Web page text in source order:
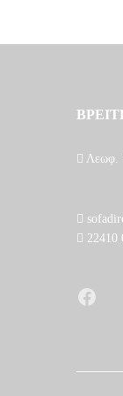
Λεωφ.
22410